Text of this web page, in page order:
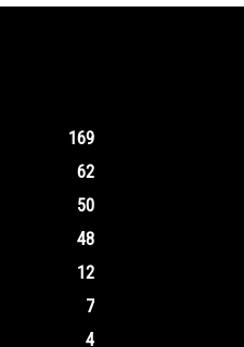
169
62
50
48
12
7
4